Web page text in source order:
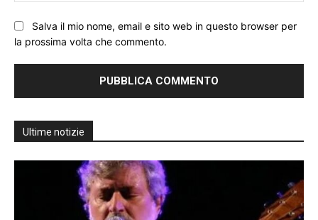
Salva il mio nome, email e sito web in questo browser per
la prossima volta che commento.
Ultime notizie